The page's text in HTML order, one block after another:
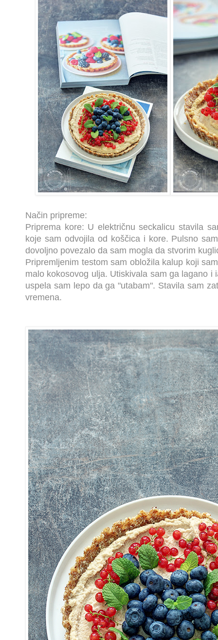
Način pripreme:
Priprema kore: U električnu seckalicu stavila
koje sam odvojila od koščica i kore. Pulsno
dovoljno povezalo da sam mogla da stvorim
Pripremljenim testom sam obložila kalup koji
malo kokosovog ulja. Utiskivala sam ga lagano i
uspela sam lepo da ga "utabam". Stavila sam
vremena.